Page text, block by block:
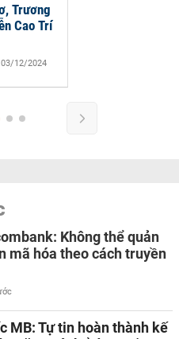
Trương
Cao Trí
03/12/2024
Không thể quản
mã hóa theo cách truyền
MB: Tự tin hoàn thành kế